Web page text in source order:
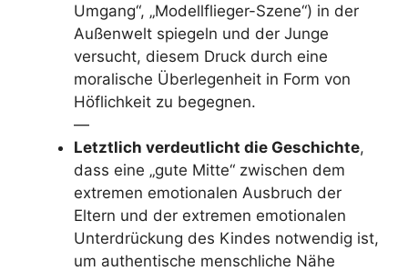
Umgang“, „Modellflieger-Szene“) in der
Außenwelt spiegeln und der Junge
versucht, diesem Druck durch eine
moralische Überlegenheit in Form von
Höflichkeit zu begegnen.
—
Letztlich verdeutlicht die Geschichte,
dass eine „gute Mitte“ zwischen dem
extremen emotionalen Ausbruch der
Eltern und der extremen emotionalen
Unterdrückung des Kindes notwendig ist,
um authentische menschliche Nähe